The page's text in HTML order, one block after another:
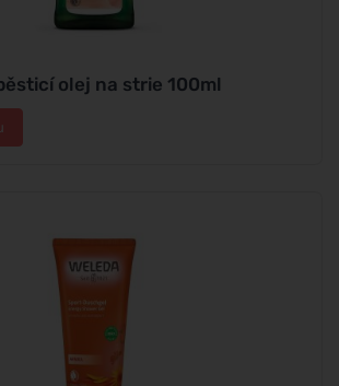
olej na strie 100ml